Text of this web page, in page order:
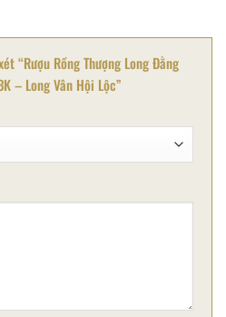
“Rượu Rồng Thượng Long Đằng
– Long Vân Hội Lộc”